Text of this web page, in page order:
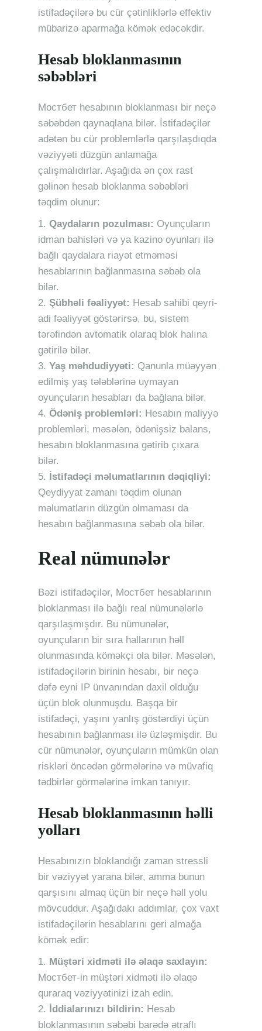
istifadəçilərə bu cür çətinliklərlə effektiv
mübarizə aparmağa kömək edəcəkdir.
Hesab bloklanmasının
səbəbləri
Mостбет hesabının bloklanması bir neçə
səbəbdən qaynaqlana bilər. İstifadəçilər
adətən bu cür problemlərlə qarşılaşdıqda
vəziyyəti düzgün anlamağa
çalışmalıdırlar. Aşağıda ən çox rast
gəlinən hesab bloklanma səbəbləri
təqdim olunur:
Qaydaların pozulması: Oyunçuların
idman bahisləri və ya kazino oyunları ilə
bağlı qaydalara riayət etməməsi
hesablarının bağlanmasına səbəb ola
bilər.
Şübhəli fəaliyyət: Hesab sahibi qeyri-
adi fəaliyyət göstərirsə, bu, sistem
tərəfindən avtomatik olaraq blok halına
gətirilə bilər.
Yaş məhdudiyyəti: Qanunla müəyyən
edilmiş yaş tələblərinə uymayan
oyunçuların hesabları da bağlana bilər.
Ödəniş problemləri: Hesabın maliyyə
problemləri, məsələn, ödənişsiz balans,
hesabın bloklanmasına gətirib çıxara
bilər.
İstifadəçi məlumatlarının dəqiqliyi:
Qeydiyyat zamanı təqdim olunan
məlumatların düzgün olmaması da
hesabın bağlanmasına səbəb ola bilər.
Real nümunələr
Bəzi istifadəçilər, Mостбет hesablarının
bloklanması ilə bağlı real nümunələrlə
qarşılaşmışdır. Bu nümunələr,
oyunçuların bir sıra hallarının həll
olunmasında köməkçi ola bilər. Məsələn,
istifadəçilərin birinin hesabı, bir neçə
dəfə eyni IP ünvanından daxil olduğu
üçün blok olunmuşdu. Başqa bir
istifadəçi, yaşını yanlış göstərdiyi üçün
hesabının bağlanması ilə üzləşmişdir. Bu
cür nümunələr, oyunçuların mümkün olan
riskləri öncədən görmələrinə və müvafiq
tədbirlər görmələrinə imkan tanıyır.
Hesab bloklanmasının həlli
yolları
Hesabınızın bloklandığı zaman stressli
bir vəziyyət yarana bilər, amma bunun
qarşısını almaq üçün bir neçə həll yolu
mövcuddur. Aşağıdakı addımlar, çox vaxt
istifadəçilərin hesablarını geri almağa
kömək edir:
Müştəri xidməti ilə əlaqə saxlayın:
Mостбет-in müştəri xidməti ilə əlaqə
quraraq vəziyyətinizi izah edin.
İddialarınızı bildirin: Hesab
bloklanmasının səbəbi barədə ətraflı